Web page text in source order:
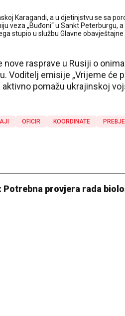
Karagandi, a u djetinjstvu se sa
veza „Buđoni“ u Sankt Peterburgu,
stupio u službu Glavne
rasprave u Rusiji o
Voditelj emisije „Vrijeme će
pomažu ukrajinskoj
OFICIR KOORDINATE
provjera rada